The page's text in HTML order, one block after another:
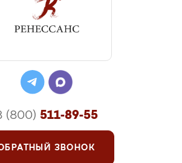
(800) 511-89-55
ЗВОНОК